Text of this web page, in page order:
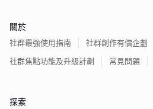
關於
社群最強使用指南
社群創作有價企劃
社群焦點功能及升級計劃
常見問題
探索